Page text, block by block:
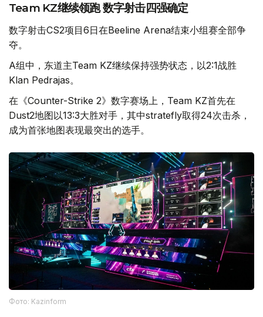
Team KZ继续领跑 数字射击四强确定
数字射击CS2项目6日在Beeline Arena结束小组赛全部争
夺。
A组中，东道主Team KZ继续保持强势状态，以2:1战胜
Klan Pedrajas。
在《Counter-Strike 2》数字赛场上，Team KZ首先在
Dust2地图以13:3大胜对手，其中stratefly取得24次击杀，
成为首张地图表现最突出的选手。
Фото: Kazinform